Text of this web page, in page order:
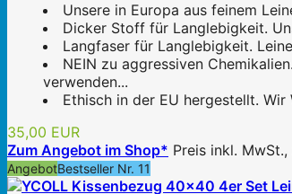
Unsere in Europa aus feinem
Dicker Stoff für Langlebigkeit.
Langfaser für Langlebigkeit.
NEIN zu aggressiven
verwenden...
Ethisch in der EU hergestellt.
35,00 EUR
Zum Angebot im Shop* Preis inkl.
AngebotBestseller Nr. 11